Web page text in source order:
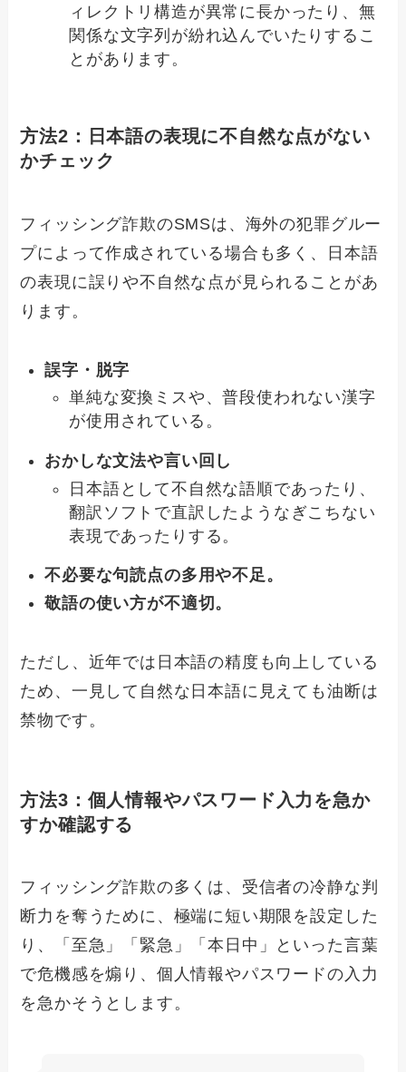
ィレクトリ構造が異常に長かったり、無
関係な文字列が紛れ込んでいたりするこ
とがあります。
方法2：日本語の表現に不自然な点がない
かチェック
フィッシング詐欺のSMSは、海外の犯罪グルー
プによって作成されている場合も多く、日本語
の表現に誤りや不自然な点が見られることがあ
ります。
誤字・脱字
単純な変換ミスや、普段使われない漢字
が使用されている。
おかしな文法や言い回し
日本語として不自然な語順であったり、
翻訳ソフトで直訳したようなぎこちない
表現であったりする。
不必要な句読点の多用や不足。
敬語の使い方が不適切。
ただし、近年では日本語の精度も向上している
ため、一見して自然な日本語に見えても油断は
禁物です。
方法3：個人情報やパスワード入力を急か
すか確認する
フィッシング詐欺の多くは、受信者の冷静な判
断力を奪うために、極端に短い期限を設定した
り、「至急」「緊急」「本日中」といった言葉
で危機感を煽り、個人情報やパスワードの入力
を急かそうとします。